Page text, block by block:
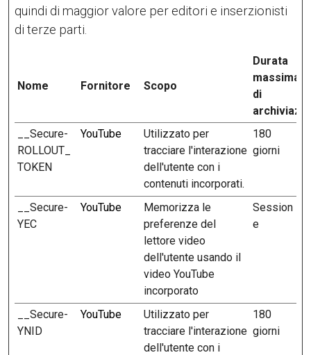
quindi di maggior valore per editori e inserzionisti
di terze parti.
Nome Fornitore Scopo
Durata
massima
di
__Secure-
ROLLOUT_
TOKEN
YouTube
Utilizzato per
tracciare l'interazione
dell'utente con i
contenuti incorporati.
180
giorni
__Secure-
YEC
YouTube
Memorizza le
preferenze del
lettore video
dell'utente usando il
video YouTube
incorporato
Session
e
__Secure-
YNID
YouTube
Utilizzato per
tracciare l'interazione
dell'utente con i
180
giorni